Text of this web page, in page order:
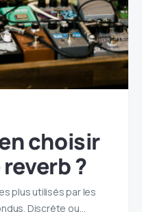
choisir
?
plus utilisés par les
Discrète ou…